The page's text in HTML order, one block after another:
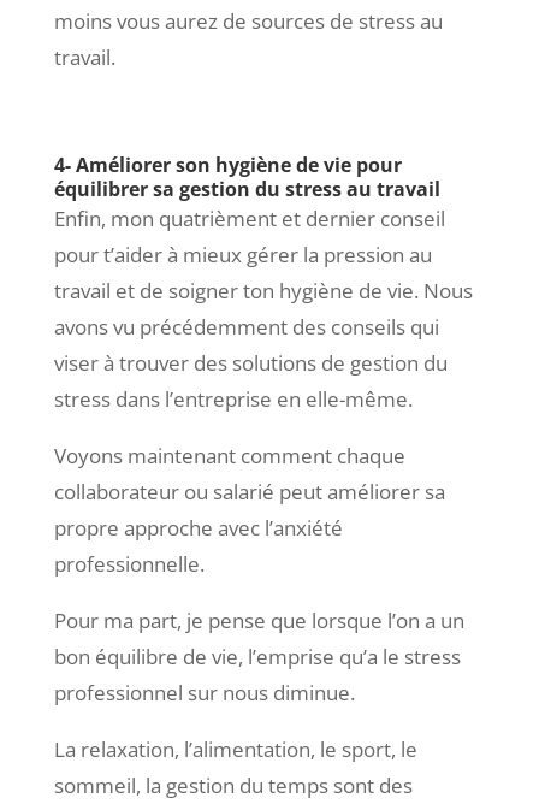
moins vous aurez de sources de stress au
travail.
4- Améliorer son hygiène de vie pour
équilibrer sa gestion du stress au travail
Enfin, mon quatrièment et dernier conseil
pour t’aider à mieux gérer la pression au
travail et de soigner ton hygiène de vie. Nous
avons vu précédemment des conseils qui
viser à trouver des solutions de gestion du
stress dans l’entreprise en elle-même.
Voyons maintenant comment chaque
collaborateur ou salarié peut améliorer sa
propre approche avec l’anxiété
professionnelle.
Pour ma part, je pense que lorsque l’on a un
bon équilibre de vie, l’emprise qu’a le stress
professionnel sur nous diminue.
La relaxation, l’alimentation, le sport, le
sommeil, la gestion du temps sont des